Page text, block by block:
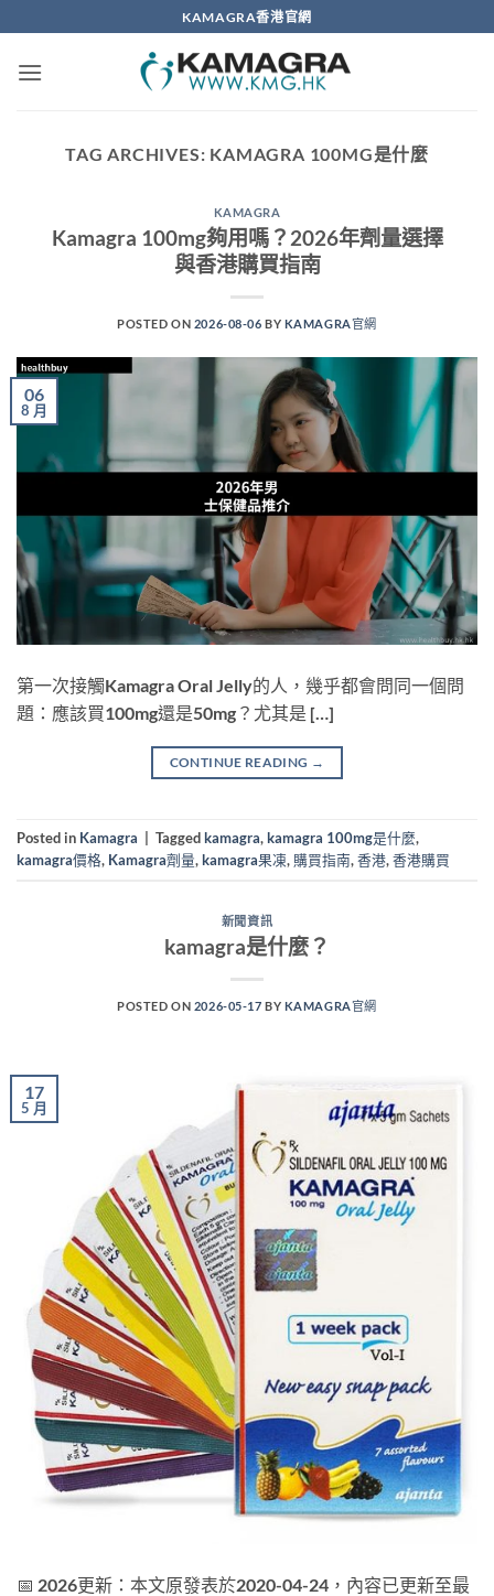
to
content
KAMAGRA香港官網
TAG ARCHIVES: KAMAGRA 100MG是什麼
KAMAGRA
Kamagra 100mg夠用嗎？2026年劑量選擇
與香港購買指南
POSTED ON 2026-08-06 BY KAMAGRA官網
06
8 月
第一次接觸Kamagra Oral Jelly的人，幾乎都會問同一個問
題：應該買100mg還是50mg？尤其是 […]
CONTINUE READING →
Posted in Kamagra Taggedkamagra,kamagra 100mg是什麼,
kamagra價格, Kamagra劑量,kamagra果凍, 購買指南,香港,香港購買
新聞資訊
kamagra是什麼？
POSTED ON 2026-05-17 BY KAMAGRA官網
17
5 月
📅 2026更新：本文原發表於2020-04-24，內容已更新至最